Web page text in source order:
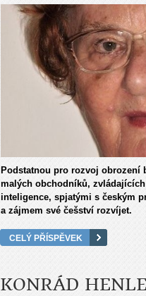
Podstatnou pro rozvoj obrození
malých obchodníků,
inteligence, spjatými s českým
a zájmem své češství rozvíjet.
CELÝ PŘÍSPĚVEK
KONRÁD